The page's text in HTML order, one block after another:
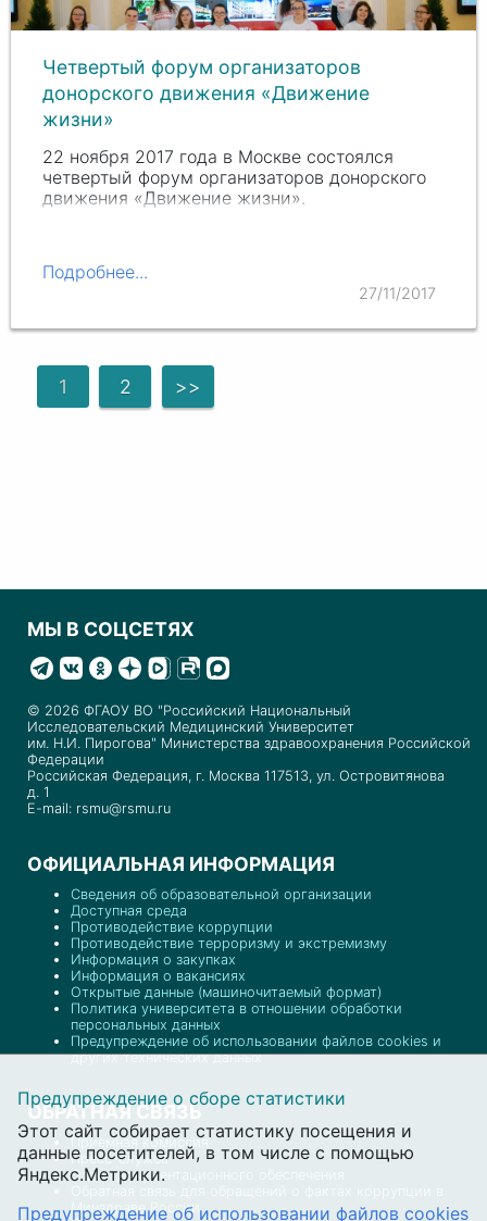
Четвертый форум организаторов
донорского движения «Движение
жизни»
22 ноября 2017 года в Москве состоялся
четвертый форум организаторов донорского
движения «Движение жизни».
Подробнее...
27/11/2017
1 2 >>
МЫ В СОЦСЕТЯХ
© 2026 ФГАОУ ВО "Российский Национальный
Исследовательский Медицинский Университет
им. Н.И. Пирогова" Министерства здравоохранения Российской
Федерации
Российская Федерация, г. Москва 117513, ул. Островитянова
д. 1
E-mail: rsmu@rsmu.ru
ОФИЦИАЛЬНАЯ ИНФОРМАЦИЯ
Сведения об образовательной организации
Доступная среда
Противодействие коррупции
Противодействие терроризму и экстремизму
Информация о закупках
Информация о вакансиях
Открытые данные (машиночитаемый формат)
Политика университета в отношении обработки
персональных данных
Предупреждение об использовании файлов cookies и
других технических данных
ОБРАТНАЯ СВЯЗЬ
Приемная комиссия
Пресс-служба
Отдел документационного обеспечения
Минздраве России
Предупреждение о сборе статистики
Этот сайт собирает статистику посещения и
данные посетителей, в том числе с помощью
Яндекс.Метрики.
Предупреждение об использовании файлов cookies